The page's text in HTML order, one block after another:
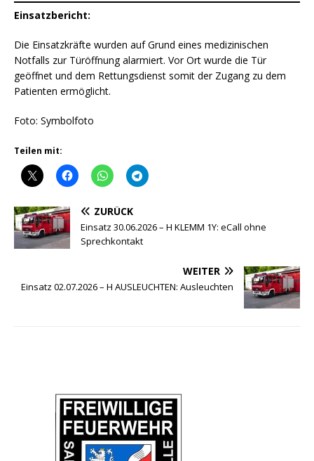
Einsatzbericht:
Die Einsatzkräfte wurden auf Grund eines medizinischen
Notfalls zur Türöffnung alarmiert. Vor Ort wurde die Tür
geöffnet und dem Rettungsdienst somit der Zugang zu dem
Patienten ermöglicht.
Foto: Symbolfoto
Teilen mit:
ZURÜCK
Einsatz 30.06.2026 – H KLEMM 1Y: eCall ohne
Sprechkontakt
WEITER
Einsatz 02.07.2026 – H AUSLEUCHTEN: Ausleuchten